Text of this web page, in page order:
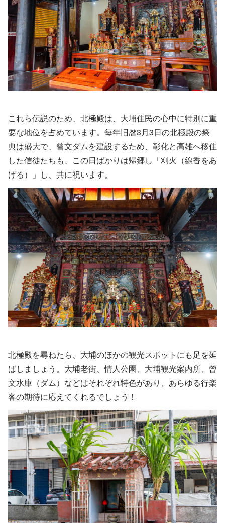
これら伝説のため、北極殿は、大埔住民の心中に特別に重
要な地位を占めています。每年旧暦3月3日の北極殿の祭
典は盛大で、曾文ダムを建設するため、彰化と高雄へ移住
した信徒たちも、この日ばかりは帰郷し「刈火（線香をあ
げる）」し、共に祝います。
北極殿を尋ねたら、大埔のほかの観光スポットにも足を延
ばしましょう。大埔老街、情人公園、大埔観光案内所、曾
文水庫（ダム）などはそれぞれ特色があり、あらゆる行楽
客の期待に応えてくれるでしょう！